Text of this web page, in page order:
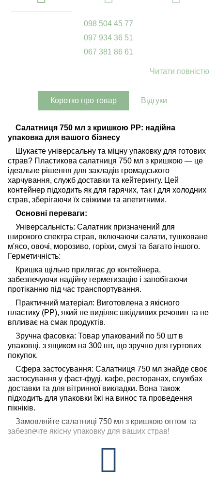
098 504 45 77
097 934 36 51
067 381 86 61
Читати повністю
Коротко про товар Відгуки
Салатниця 750 мл з кришкою PP: надійна
упаковка для вашого бізнесу
Шукаєте універсальну та міцну упаковку для готових
страв? Пластикова салатниця 750 мл з кришкою — це
ідеальне рішення для закладів громадського
харчування, служб доставки та кейтерингу. Цей
контейнер підходить як для гарячих, так і для холодних
страв, зберігаючи їх свіжими та апетитними.
Основні переваги:
Універсальність: Салатник призначений для
широкого спектра страв, включаючи салати, тушковане
м'ясо, овочі, морозиво, горіхи, смузі та багато іншого.
Герметичність:
Кришка щільно прилягає до контейнера,
забезпечуючи надійну герметизацію і запобігаючи
протіканню під час транспортування.
Практичний матеріал: Виготовлена з якісного
пластику (РР), який не виділяє шкідливих речовин та не
впливає на смак продуктів.
Зручна фасовка: Товар упакований по 50 шт в
упаковці, з ящиком на 300 шт, що зручно для гуртових
покупок.
Сфера застосування: Салатниця 750 мл знайде своє
застосування у фаст-фуді, кафе, ресторанах, службах
доставки та для вітринної викладки. Вона також
підходить для упаковки їжі на винос та проведення
пікніків.
Замовляйте салатниці 750 мл з кришкою оптом та
забезпечте якісну упаковку для ваших страв!